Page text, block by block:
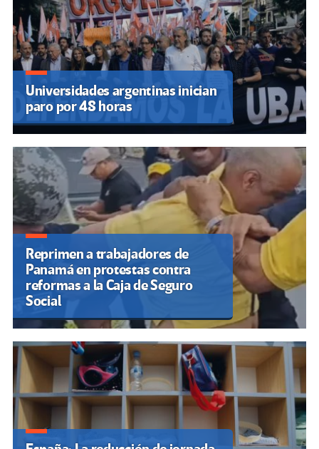
Universidades argentinas inician
paro por 48 horas
Reprimen a trabajadores de
Panamá en protestas contra
reformas a la Caja de Seguro
Social